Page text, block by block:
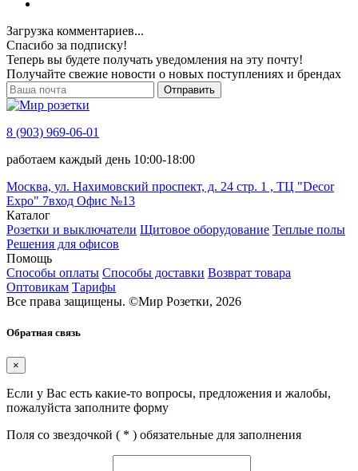
Загрузка комментариев...
Спасибо за подписку!
Теперь вы будете получать уведомления на эту почту!
Получайте свежие новости о новых поступлениях и брендах
Отправить
8 (903) 969-06-01
работаем каждый день 10:00-18:00
Москва, ул. Нахимовский проспект, д. 24 стр. 1 , ТЦ "Decor
Expo" 7вход Офис №13
Каталог
Розетки и выключатели Щитовое оборудование Теплые полы
Решения для офисов
Помощь
Способы оплаты Способы доставки Возврат товара
Оптовикам Тарифы
Все права защищены. ©Мир Розетки, 2026
Обратная связь
×
Если у Вас есть какие-то вопросы, предложения и жалобы,
пожалуйста заполните форму
Поля со звездочкой ( * ) обязательные для заполнения